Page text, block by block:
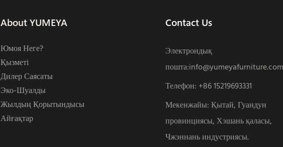
About YUMEYA
Юмоя Неге?
Қызметі
Дилер Саясаты
Эко-Шуалды
Жылдың Қорытындысы
Айғақтар
Contact Us
Электрондық
пошта:info@yumeyafurniture.com
Телефон: +86 15219693331
Мекенжайы: Қытай, Гуандун
провинциясы, Хэшань қаласы,
Чжэннань индустриясы.